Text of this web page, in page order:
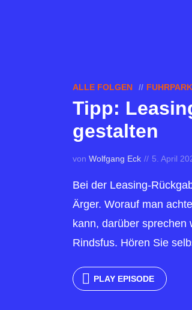
ALLE FOLGEN
Tipp:
gestalten
von Wolfgang Eck 5. April
Bei der Leasing-
Ärger. Worauf man
kann, darüber sprechen
Rindsfus. Hören Sie
PLAY EPISODE